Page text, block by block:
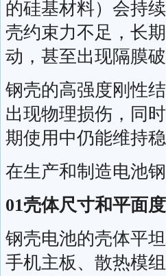
的硅基材料）会持
壳约束力不足，长
动，甚至出现隔膜
钢壳的高强度刚性
出现物理损伤，同
期使用中仍能维持
在生产和制造电池
01壳体尺寸和平面
钢壳电池的壳体平
手机主板、散热模